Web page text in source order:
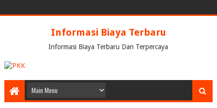
Informasi Biaya Terbaru
Informasi Biaya Terbaru Dan Terpercaya